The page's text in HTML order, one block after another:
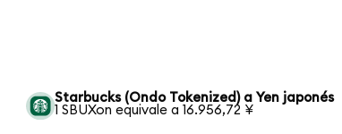
Starbucks (Ondo Tokenized) a Yen japonés
1 SBUXon equivale a 16.956,72 ¥